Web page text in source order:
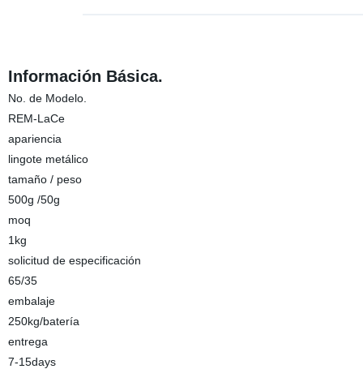
Información Básica.
No. de Modelo.
REM-LaCe
apariencia
lingote metálico
tamaño / peso
500g /50g
moq
1kg
solicitud de especificación
65/35
embalaje
250kg/batería
entrega
7-15days